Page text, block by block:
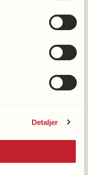
Detaljer
hjertelinje